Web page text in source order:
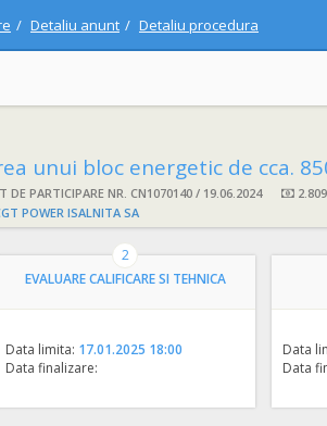
Detaliu anunt Detaliu procedura
bloc energetic de cca. 850MW pe gaz natural la
DE PARTICIPARE NR. CN1070140 / 19.06.2024
POWER ISALNITA SA
2
EVALUARE CALIFICARE SI TEHNICA
Data limita: 17.01.2025 18:00
Data finalizare:
Data
Data